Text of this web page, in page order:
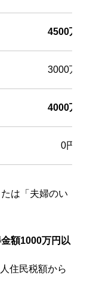
4500万円
3000万円
4000万円
0円
は「夫婦のい
額1000万円以
住民税額から